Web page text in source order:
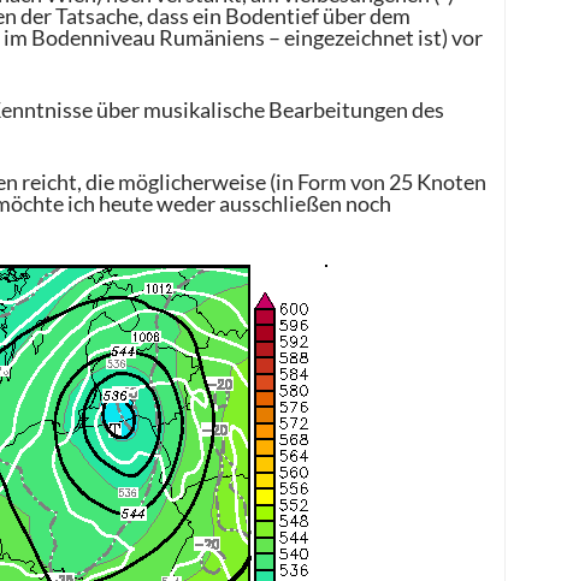
Tatsache, dass ein Bodentief über dem
Bodenniveau Rumäniens – eingezeichnet ist) vor
über musikalische Bearbeitungen des
reicht, die möglicherweise (in Form von 25 Knoten
ich heute weder ausschließen noch